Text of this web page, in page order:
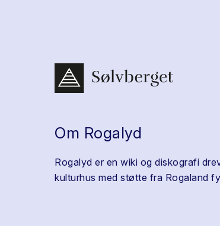
Om Rogalyd
Rogalyd er en wiki og diskografi
kulturhus med støtte fra Rogaland